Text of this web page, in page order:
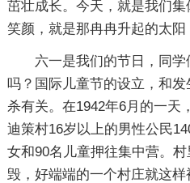
茁壮成长。今天，就是我们
笑颜，就是那冉冉升起的太阳
六一是我们的节日，同
吗？国际儿童节的设立，和
杀有关。在1942年6月的一天
迪策村16岁以上的男性公民
女和90名儿童押往集中营。
毁，好端端的一个村庄就这